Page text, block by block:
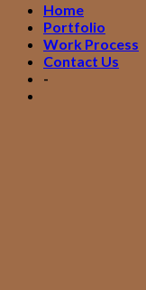
Home
Portfolio
Work Process
Contact Us
-